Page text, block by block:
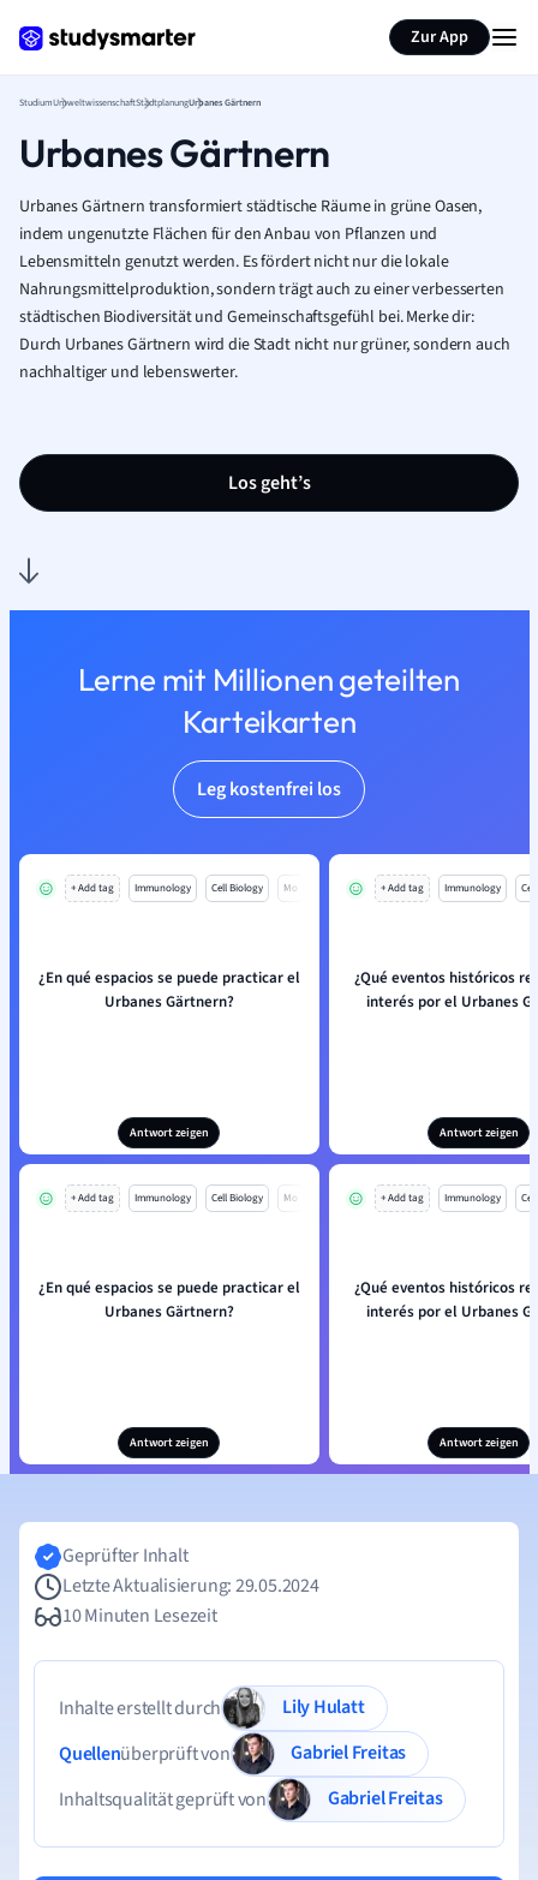
Zur App
StudiumUmweltwissenschaftStadtplanungUrbanes Gärtnern
Urbanes Gärtnern
Urbanes Gärtnern transformiert städtische Räume in grüne Oasen,
indem ungenutzte Flächen für den Anbau von Pflanzen und
Lebensmitteln genutzt werden. Es fördert nicht nur die lokale
Nahrungsmittelproduktion, sondern trägt auch zu einer verbesserten
städtischen Biodiversität und Gemeinschaftsgefühl bei. Merke dir:
Durch Urbanes Gärtnern wird die Stadt nicht nur grüner, sondern auch
nachhaltiger und lebenswerter.
Los geht’s
Lerne mit Millionen geteilten
Karteikarten
Leg kostenfrei los
+ Add tag Immunology Cell Biology Mo
¿En qué espacios se puede practicar el
Urbanes Gärtnern?
Antwort zeigen
+ Add tag Immunology
¿Qué eventos históricos
interés por el Urbanes
Antwort zeigen
+ Add tag Immunology Cell Biology Mo
¿En qué espacios se puede practicar el
Urbanes Gärtnern?
Antwort zeigen
+ Add tag Immunology
¿Qué eventos históricos
interés por el Urbanes
Antwort zeigen
Geprüfter Inhalt
Letzte Aktualisierung: 29.05.2024
10 Minuten Lesezeit
Inhalte erstellt durch
Lily Hulatt
Quellenüberprüft von
Gabriel Freitas
Inhaltsqualität geprüft von
Gabriel Freitas